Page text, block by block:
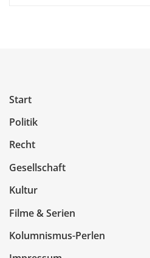
Start
Politik
Recht
Gesellschaft
Kultur
Filme & Serien
Kolumnismus-Perlen